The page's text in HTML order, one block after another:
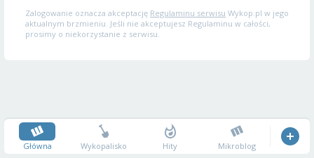
Zalogowanie oznacza akceptację Regulaminu serwisu Wykop.pl w jego
aktualnym brzmieniu. Jeśli nie akceptujesz Regulaminu w całości,
prosimy o niekorzystanie z serwisu.
Główna Wykopalisko Hity Mikroblog